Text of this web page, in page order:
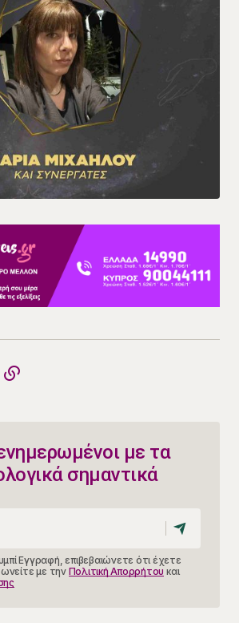
με τα
σημαντικά
Εγγραφή, επιβεβαιώνετε ότι έχετε
με την Πολιτική Απορρήτου και